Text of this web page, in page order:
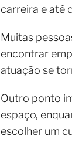
carreira e até
Muitas
encontrar
atuação se
Outro ponto
espaço,
escolher um